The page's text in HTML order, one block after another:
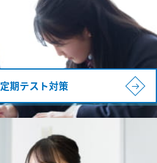
定期テスト対策